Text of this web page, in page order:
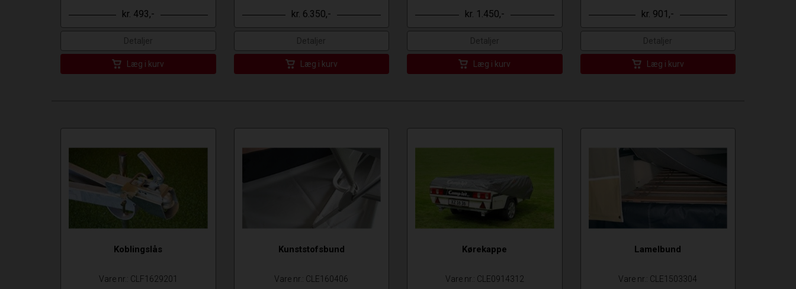
kr. 493,-
Detaljer
Læg i kurv
kr. 6.350,-
Detaljer
Læg i kurv
kr. 1.450,-
Detaljer
Læg i kurv
kr. 901,-
Detaljer
Læg i kurv
Koblingslås
Vare nr.: CLF1629201
Kunststofsbund
Vare nr.: CLE160406
Kørekappe
Vare nr.: CLE0914312
Lamelbund
Vare nr.: CLE1503304